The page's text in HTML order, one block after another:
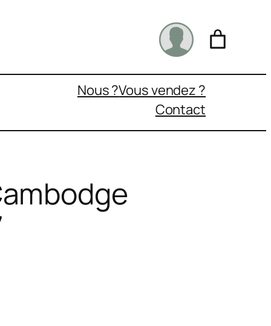
Nous ?Vous vendez ?
Contact